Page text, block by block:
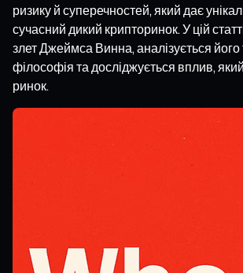
ризику й суперечностей, який дає
сучасний дикий крипторинок. У цій
злет Джеймса Винна, аналізується його
філософія та досліджується вплив,
ринок.